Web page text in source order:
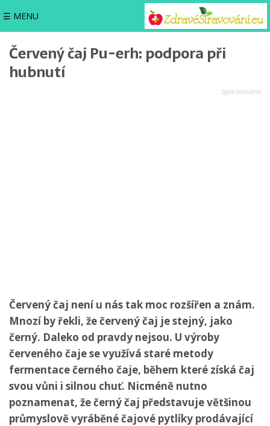
☰ MENU
Červený čaj Pu-erh: podpora při
hubnutí
Červený čaj není u nás tak moc rozšířen a znám.
Mnozí by řekli, že červený čaj je stejný, jako
černý. Daleko od pravdy nejsou. U výroby
červeného čaje se využívá staré metody
fermentace černého čaje, během které získá čaj
svou vůni i silnou chuť. Nicméně nutno
poznamenat, že černý čaj představuje většinou
průmyslově vyráběné čajové pytlíky prodávající